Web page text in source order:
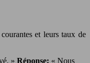
et leurs taux de
» Réponse: « Nous